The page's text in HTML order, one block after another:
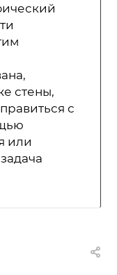
стены,
с
или